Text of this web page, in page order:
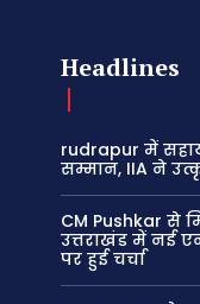
Headlines
rudrapur में
सम्मान, IIA ने
CM Pushkar से
उत्तराखंड में नई
पर हुई चर्चा